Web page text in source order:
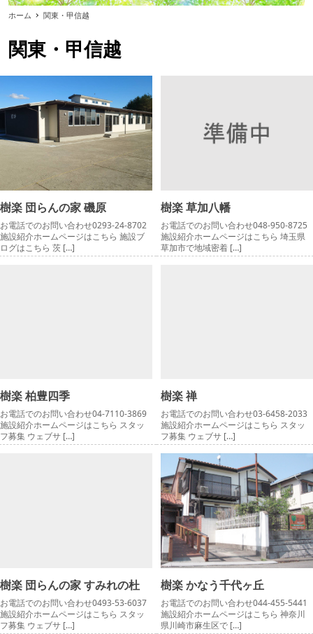
ホーム 関東・甲信越
関東・甲信越
樹楽 団らんの家 磯原
お電話でのお問い合わせ0293-24-8702
施設紹介ホームページはこちら 施設ブ
ログはこちら 茨 […]
樹楽 草加八幡
お電話でのお問い合わせ048-950-8725
施設紹介ホームページはこちら 埼玉県
草加市で地域密着 […]
樹楽 柏豊四季
お電話でのお問い合わせ04-7110-3869
施設紹介ホームページはこちら スタッ
フ募集 ウェブサ […]
樹楽 禅
お電話でのお問い合わせ03-6458-2033
施設紹介ホームページはこちら スタッ
フ募集 ウェブサ […]
樹楽 団らんの家 すみれの杜
お電話でのお問い合わせ0493-53-6037
施設紹介ホームページはこちら スタッ
フ募集 ウェブサ […]
樹楽 かなう千代ヶ丘
お電話でのお問い合わせ044-455-5441
施設紹介ホームページはこちら 神奈川
県川崎市麻生区で […]